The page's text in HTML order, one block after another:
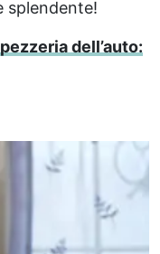
splendente!
dell’auto: